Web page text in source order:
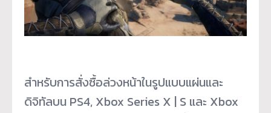
สำหรับการสั่งซื้อล่วงหน้าในรูปแบบแผ่นและ
ดิจิทัลบน PS4, Xbox Series X | S และ Xbox